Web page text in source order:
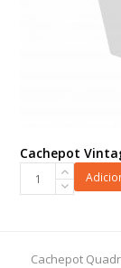
Cachepot
Cachepot
previous
Cachepot